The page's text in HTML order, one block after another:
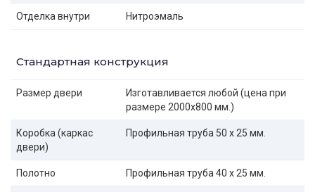
Отделка внутри Нитроэмаль
Стандартная конструкция
Размер двери
Изготавливается любой (цена при
размере 2000x800 мм.)
Коробка (каркас
двери)
Профильная труба 50 х 25 мм.
Полотно Профильная труба 40 х 25 мм.